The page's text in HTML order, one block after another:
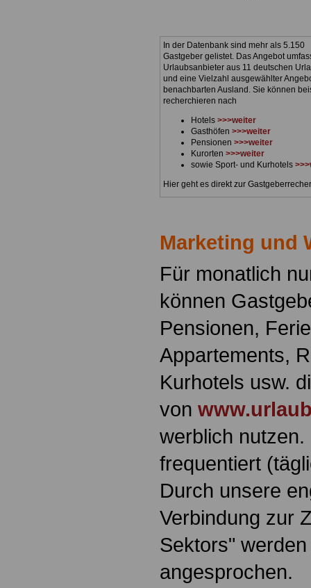
In der Datenbank sind mehr als 5.150
Gastgeber gelistet. Das Angebot
Urlaubsanbieter aus 11 deutschen
und eine Vielzahl ausgewählter
benachbarten Ausland. Sie können
recherchieren nach
Hotels >>>weiter
Gasthöfen >>>weiter
Pensionen >>>weiter
Kurorten >>>weiter
sowie Sport- und Kurhotels
Hier geht es direkt zur
Marketing und
Für monatlich
können
Pensionen,
Appartements,
Kurhotels usw.
von
werblich
frequentiert
Durch unsere
Verbindung zur
Sektors"
angesprochen.